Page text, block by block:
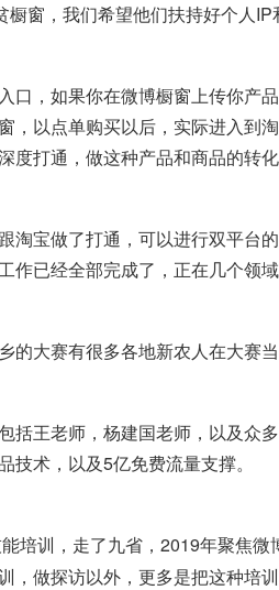
橱窗，我们希望他们扶持好个人
口，如果你在微博橱窗上传你产
，以点单购买以后，实际进入到
度打通，做这种产品和商品的转
淘宝做了打通，可以进行双平台
作已经全部完成了，正在几个领
的大赛有很多各地新农人在大赛
括王老师，杨建国老师，以及众
术，以及5亿免费流量支撑。
培训，走了九省，2019年聚焦
，做探访以外，更多是把这种培